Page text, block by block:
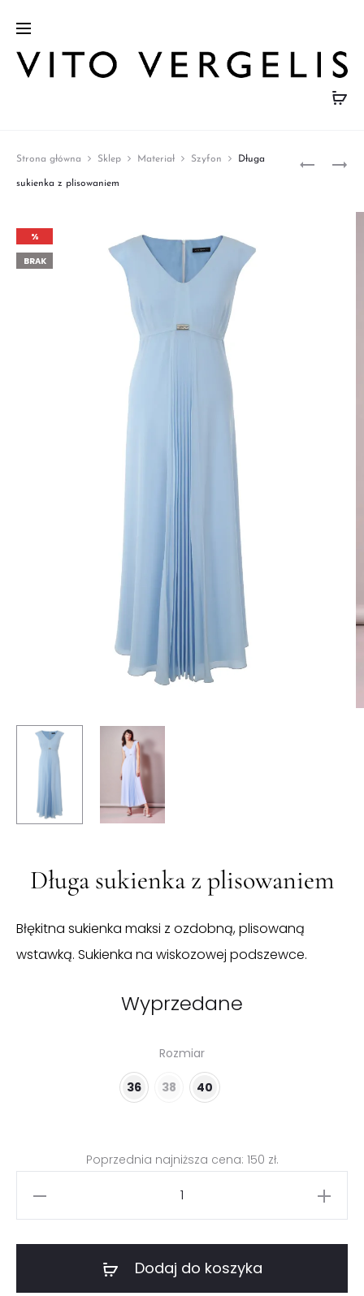
Strona główna Sklep Materiał Szyfon Długa
sukienka z plisowaniem
%
BRAK
Długa sukienka z plisowaniem
Błękitna sukienka maksi z ozdobną, plisowaną
wstawką. Sukienka na wiskozowej podszewce.
Wyprzedane
Rozmiar
36 38 40
Poprzednia najniższa cena: 150 zł.
Dodaj do koszyka